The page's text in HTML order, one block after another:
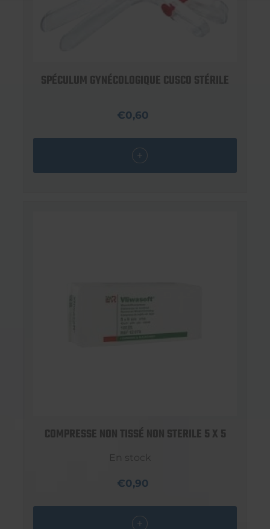
SPÉCULUM GYNÉCOLOGIQUE CUSCO STÉRILE
€0,60
COMPRESSE NON TISSÉ NON STERILE 5 X 5
En stock
€0,90